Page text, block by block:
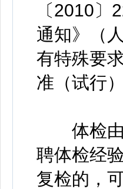
〔2010
通知》（
有特殊要
准（试行
体检由
聘体检经
复检的，